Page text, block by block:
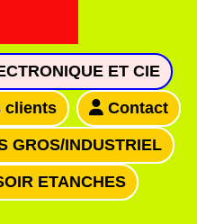
ET CIE
clients Contact
GROS/INDUSTRIEL
ETANCHES